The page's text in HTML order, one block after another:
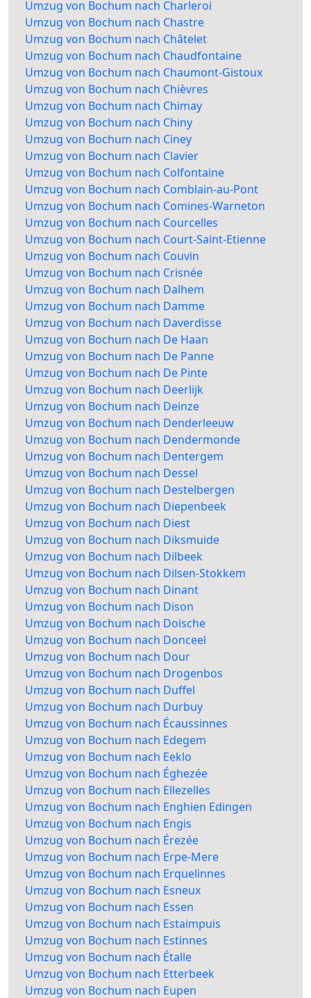
Umzug von Bochum nach Charleroi
Umzug von Bochum nach Chastre
Umzug von Bochum nach Châtelet
Umzug von Bochum nach Chaudfontaine
Umzug von Bochum nach Chaumont-Gistoux
Umzug von Bochum nach Chièvres
Umzug von Bochum nach Chimay
Umzug von Bochum nach Chiny
Umzug von Bochum nach Ciney
Umzug von Bochum nach Clavier
Umzug von Bochum nach Colfontaine
Umzug von Bochum nach Comblain-au-Pont
Umzug von Bochum nach Comines-Warneton
Umzug von Bochum nach Courcelles
Umzug von Bochum nach Court-Saint-Etienne
Umzug von Bochum nach Couvin
Umzug von Bochum nach Crisnée
Umzug von Bochum nach Dalhem
Umzug von Bochum nach Damme
Umzug von Bochum nach Daverdisse
Umzug von Bochum nach De Haan
Umzug von Bochum nach De Panne
Umzug von Bochum nach De Pinte
Umzug von Bochum nach Deerlijk
Umzug von Bochum nach Deinze
Umzug von Bochum nach Denderleeuw
Umzug von Bochum nach Dendermonde
Umzug von Bochum nach Dentergem
Umzug von Bochum nach Dessel
Umzug von Bochum nach Destelbergen
Umzug von Bochum nach Diepenbeek
Umzug von Bochum nach Diest
Umzug von Bochum nach Diksmuide
Umzug von Bochum nach Dilbeek
Umzug von Bochum nach Dilsen-Stokkem
Umzug von Bochum nach Dinant
Umzug von Bochum nach Dison
Umzug von Bochum nach Doische
Umzug von Bochum nach Donceel
Umzug von Bochum nach Dour
Umzug von Bochum nach Drogenbos
Umzug von Bochum nach Duffel
Umzug von Bochum nach Durbuy
Umzug von Bochum nach Écaussinnes
Umzug von Bochum nach Edegem
Umzug von Bochum nach Eeklo
Umzug von Bochum nach Éghezée
Umzug von Bochum nach Ellezelles
Umzug von Bochum nach Enghien Edingen
Umzug von Bochum nach Engis
Umzug von Bochum nach Érezée
Umzug von Bochum nach Erpe-Mere
Umzug von Bochum nach Erquelinnes
Umzug von Bochum nach Esneux
Umzug von Bochum nach Essen
Umzug von Bochum nach Estaimpuis
Umzug von Bochum nach Estinnes
Umzug von Bochum nach Étalle
Umzug von Bochum nach Etterbeek
Umzug von Bochum nach Eupen